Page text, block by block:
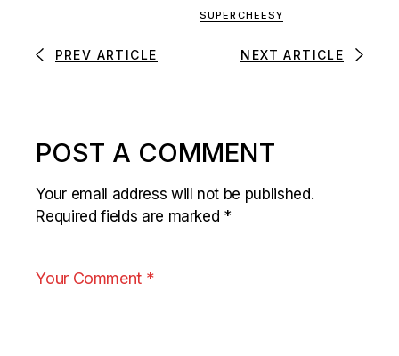
SUPERCHEESY
PREV ARTICLE NEXT ARTICLE
POST A COMMENT
Your email address will not be published.
Required fields are marked *